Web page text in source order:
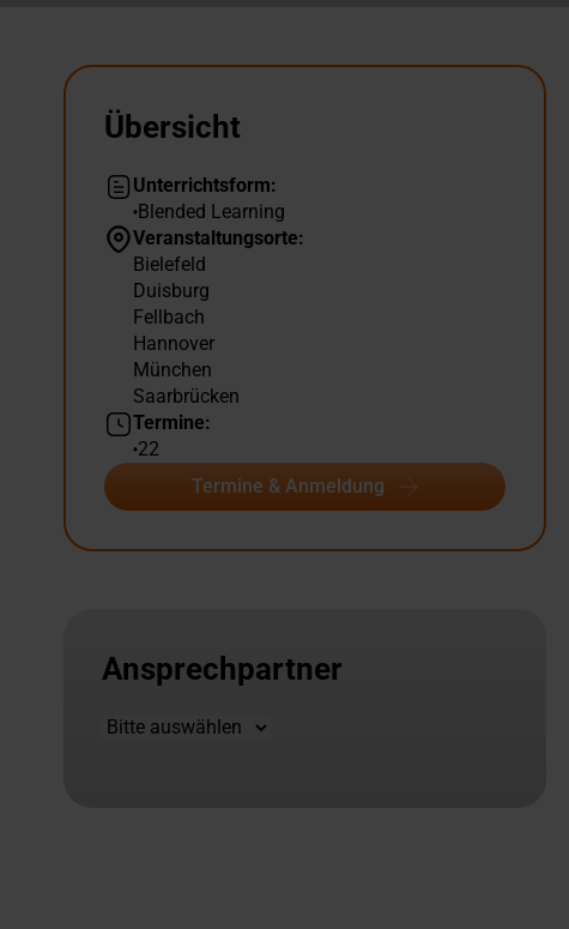
Übersicht
Unterrichtsform:
Blended Learning
Veranstaltungsorte:
Bielefeld
Duisburg
Fellbach
Hannover
München
Saarbrücken
Termine:
22
Termine & Anmeldung
Ansprechpartner
Standort